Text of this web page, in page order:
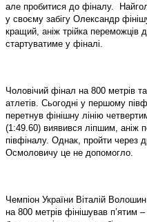
але пробитися до фіналу.
у своєму забігу Олександр
кращий, аніж трійка переможців
стартуватиме у фіналі.
Чоловічий фінал на 800 метрів
атлетів. Сьогодні у першому
перетнув фінішну лінію
(1:49.60) виявився ліпшим, аніж
півфіналу. Однак, пройти через
Осмоловичу це не допомогло.
Чемпіон України Віталій
на 800 метрів фінішував п’ятим